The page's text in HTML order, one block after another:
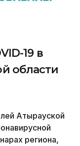
19 в
области
Атырауской
региона,